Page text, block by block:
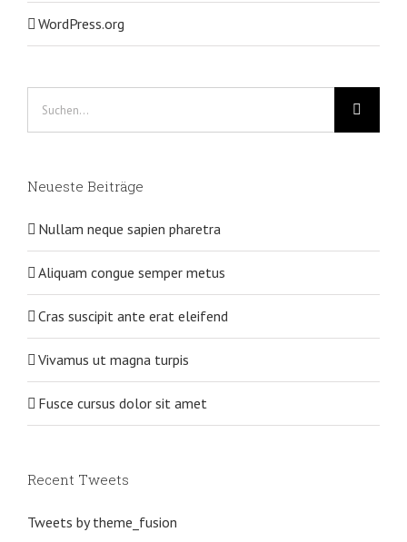
WordPress.org
Neueste Beiträge
Nullam neque sapien pharetra
Aliquam congue semper metus
Cras suscipit ante erat eleifend
Vivamus ut magna turpis
Fusce cursus dolor sit amet
Recent Tweets
Tweets by theme_fusion